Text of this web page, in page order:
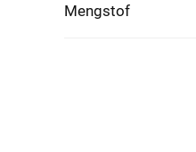
Mengstof